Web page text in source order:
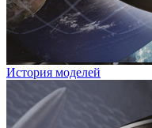
История моделей